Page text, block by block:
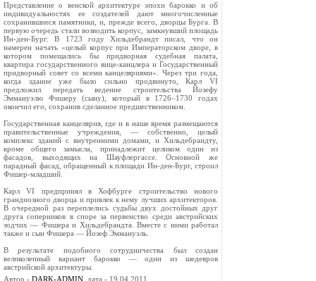
Представление о венской архитектуре эпохи барокко и об
индивидуальностях ее создателей дают многочисленные
сохранившиеся памятники, и, прежде всего, дворцы Бурга. В
первую очередь стали возводить корпус, замкнувший площадь
Ин-ден-Бург. В 1723 году Хильдебрандт писал, что он
намерен начать «целый корпус при Императорском дворе, в
котором помещались бы придворная судебная палата,
квартира государственного вице-канцлера и Государственный
придворный совет со всеми канцеляриями». Через три года,
когда здание уже было сильно продвинуто, Карл VI
предложил передать ведение строительства Йозефу
Эммануэлю Фишеру (сыну), который в 1726–1730 годах
окончил его, сохранив сделанное предшественником.
Государственная канцелярия, где и в наше время размещаются
правительственные учреждения, — собственно, целый
комплекс зданий с внутренними домами, и Хильдебрандту,
кроме общего замысла, принадлежит целиком один из
фасадов, выходящих на Шауфлергассе. Основной же
парадный фасад, обращенный к площади Ин-ден-Бург, строил
Фишер-младший.
Карл VI предпринял в Хофбурге строительство нового
грандиозного дворца и привлек к нему лучших архитекторов.
В очередной раз переплелись судьбы двух достойных друг
друга соперников в споре за первенство среди австрийских
зодчих — Фишера и Хильдебрандта. Вместе с ними работал
также и сын Фишера — Йозеф Эммануэль.
В результате подобного сотрудничества был создан
великолепный вариант барокко — один из шедевров
австрийской архитектуры.
Автор - DARK-ADMIN , дата - 19.04.2011